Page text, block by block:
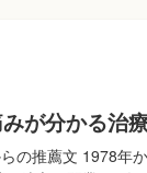
が分かる治
の推薦文 1978年か